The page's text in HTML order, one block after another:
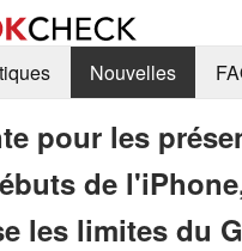
Nouvelles
pour les
de
les limites du